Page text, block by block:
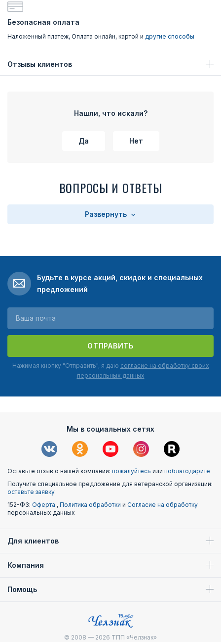
Безопасная оплата
Наложенный платеж, Оплата онлайн, картой и другие способы
Отзывы клиентов
Нашли, что искали?
Да Нет
ВОПРОСЫ И ОТВЕТЫ
Развернуть
Будьте в курсе акций, скидок и специальных
предложений
ОТПРАВИТЬ
Нажимая кнопку "Отправить", я даю согласие на обработку своих
персональных данных
Мы в социальных сетях
Оставьте отзыв о нашей компании: пожалуйтесь или поблагодарите
Получите специальное предложение для ветеранской организации:
оставьте заявку
152-ФЗ: Оферта , Политика обработки и Согласие на обработку
персональных данных
Для клиентов
Компания
Помощь
© 2008 — 2026 ТПП «Челзнак»